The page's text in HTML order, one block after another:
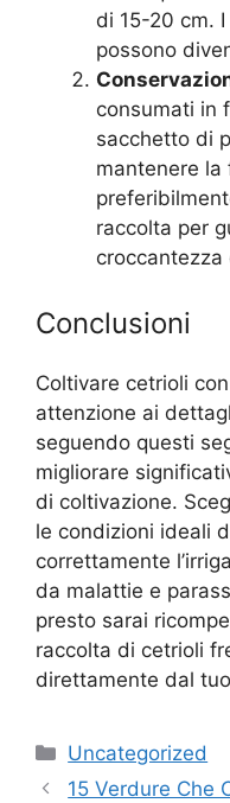
di 15-20 cm.
possono
consumati in
sacchetto di
mantenere la
raccolta per
croccantezza
Conclusioni
Coltivare cetrioli
attenzione ai
seguendo questi
migliorare
di coltivazione.
le condizioni ideali
correttamente
da malattie e
presto sarai
raccolta di cetrioli
direttamente dal
Categories
Uncategorized
15 Verdure Che